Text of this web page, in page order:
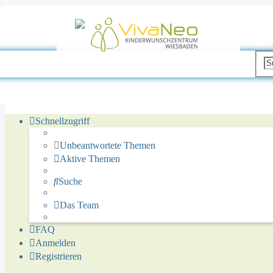
Schnellzugriff
Unbeantwortete Themen
Aktive Themen
Suche
Das Team
FAQ
Anmelden
Registrieren